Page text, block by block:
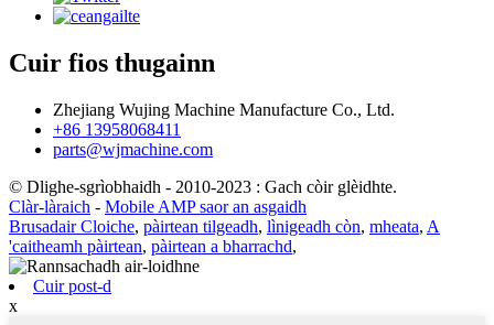
Cuir fios thugainn
Zhejiang Wujing Machine Manufacture Co., Ltd.
+86 13958068411
parts@wjmachine.com
© Dlighe-sgrìobhaidh - 2010-2023 : Gach còir glèidhte.
Clàr-làraich - Mobile AMP saor an asgaidh
Brusadair Cloiche, pàirtean tilgeadh, lìnigeadh còn, mheata, A
'caitheamh pàirtean, pàirtean a bharrachd,
Cuir post-d
x